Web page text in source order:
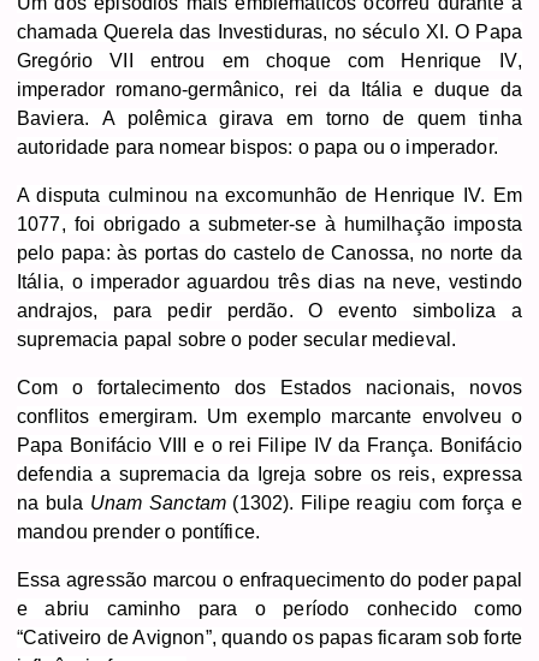
chamada Querela das Investiduras, no século XI. O Papa
Gregório VII entrou em choque com Henrique IV,
imperador romano-germânico, rei da Itália e duque da
Baviera. A polêmica girava em torno de quem tinha
autoridade para nomear bispos: o papa ou o imperador.
A disputa culminou na excomunhão de Henrique IV. Em
1077, foi obrigado a submeter-se à humilhação imposta
pelo papa: às portas do castelo de Canossa, no norte da
Itália, o imperador aguardou três dias na neve, vestindo
andrajos, para pedir perdão. O evento simboliza a
supremacia papal sobre o poder secular medieval.
Com o fortalecimento dos Estados nacionais, novos
conflitos emergiram. Um exemplo marcante envolveu o
Papa Bonifácio VIII e o rei Filipe IV da França. Bonifácio
defendia a supremacia da Igreja sobre os reis, expressa
na bula Unam Sanctam(1302). Filipe reagiu com força e
mandou prender o pontífice.
Essa agressão marcou o enfraquecimento do poder papal
e abriu caminho para o período conhecido como
“Cativeiro de Avignon”, quando os papas ficaram sob forte